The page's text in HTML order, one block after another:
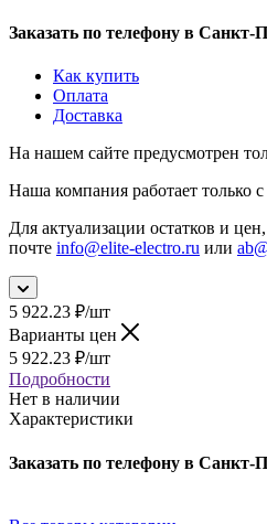
Заказать по телефону в Санкт-
Как купить
Оплата
Доставка
На нашем сайте предусмотрен
Наша компания работает только
Для актуализации остатков и
почте info@elite-electro.ru или
5 922.23 ₽/шт
Варианты цен
5 922.23 ₽/шт
Подробности
Нет в наличии
Характеристики
Заказать по телефону в Санкт-